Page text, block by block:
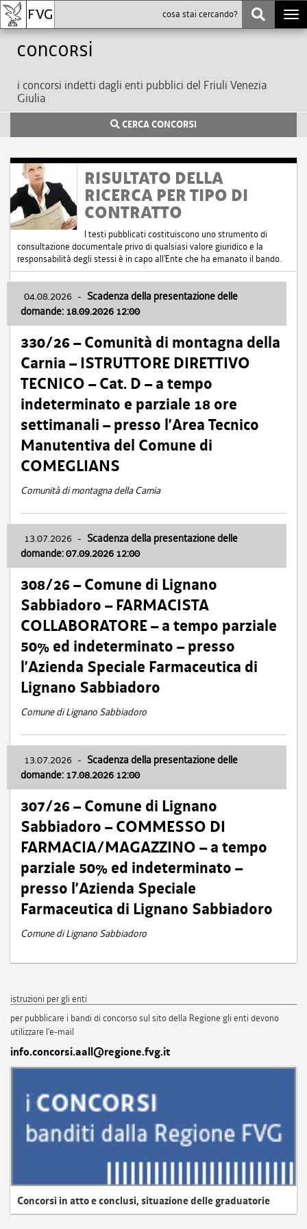
Concorsi
i concorsi indetti dagli enti pubblici del Friuli Venezia
Giulia
CERCA CONCORSI
RISULTATO DELLA
RICERCA PER TIPO DI
CONTRATTO
I testi pubblicati costituiscono uno strumento di
consultazione documentale privo di qualsiasi valore giuridico e la
responsabilità degli stessi è in capo all'Ente che ha emanato il bando.
04.08.2026 - Scadenza della presentazione delle
domande: 18.09.2026 12:00
330/26 – Comunità di montagna della
Carnia – ISTRUTTORE DIRETTIVO
TECNICO – Cat. D – a tempo
indeterminato e parziale 18 ore
settimanali – presso l’Area Tecnico
Manutentiva del Comune di
COMEGLIANS
Comunità di montagna della Carnia
13.07.2026 - Scadenza della presentazione delle
domande: 07.09.2026 12:00
308/26 – Comune di Lignano
Sabbiadoro – FARMACISTA
COLLABORATORE – a tempo parziale
50% ed indeterminato – presso
l’Azienda Speciale Farmaceutica di
Lignano Sabbiadoro
Comune di Lignano Sabbiadoro
13.07.2026 - Scadenza della presentazione delle
domande: 17.08.2026 12:00
307/26 – Comune di Lignano
Sabbiadoro – COMMESSO DI
FARMACIA/MAGAZZINO – a tempo
parziale 50% ed indeterminato –
presso l’Azienda Speciale
Farmaceutica di Lignano Sabbiadoro
Comune di Lignano Sabbiadoro
istruzioni per gli enti
per pubblicare i bandi di concorso sul sito della Regione gli enti devono
utilizzare l'e-mail
info.concorsi.aall@regione.fvg.it
Concorsi in atto e conclusi, situazione delle graduatorie